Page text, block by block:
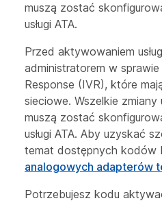
muszą zostać
usługi ATA.
Przed aktywowaniem
administratorem w
Response (IVR), które
sieciowe. Wszelkie
muszą zostać
usługi ATA. Aby uzyskać
temat dostępnych kodów
analogowych adapterów
Potrzebujesz kodu